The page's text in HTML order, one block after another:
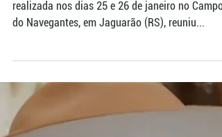
Foto: Duetto Films/Divulgação A Rinconada